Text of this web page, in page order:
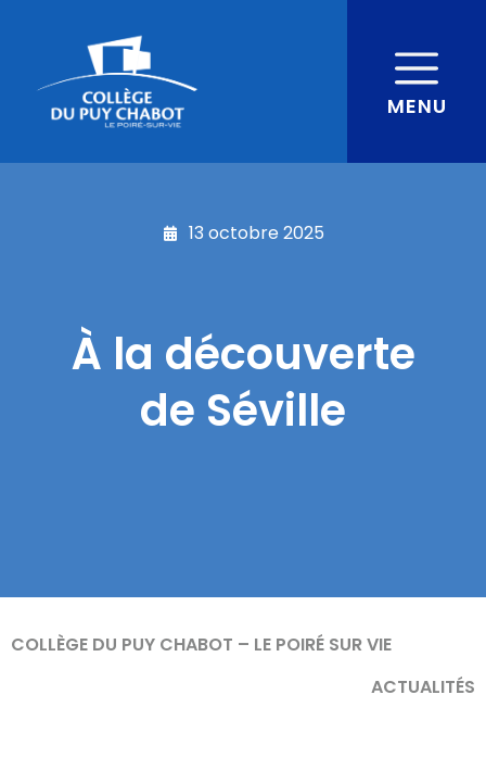
MENU
13 octobre 2025
À la découverte
de Séville
COLLÈGE DU PUY CHABOT – LE POIRÉ SUR VIE
ACTUALITÉS